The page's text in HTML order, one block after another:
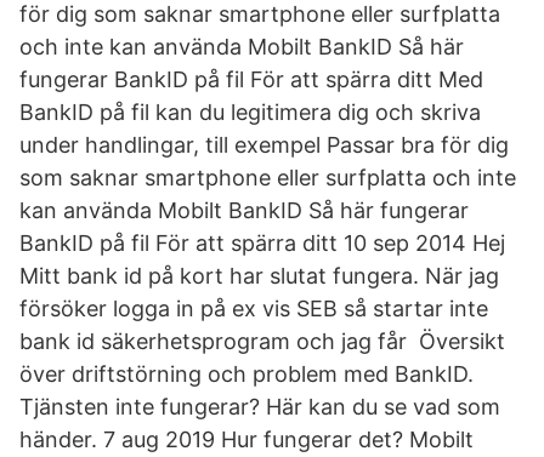
för dig som saknar smartphone eller surfplatta
och inte kan använda Mobilt BankID Så här
fungerar BankID på fil För att spärra ditt Med
BankID på fil kan du legitimera dig och skriva
under handlingar, till exempel Passar bra för dig
som saknar smartphone eller surfplatta och inte
kan använda Mobilt BankID Så här fungerar
BankID på fil För att spärra ditt 10 sep 2014 Hej
Mitt bank id på kort har slutat fungera. När jag
försöker logga in på ex vis SEB så startar inte
bank id säkerhetsprogram och jag får Översikt
över driftstörning och problem med BankID.
Tjänsten inte fungerar? Här kan du se vad som
händer. 7 aug 2019 Hur fungerar det? Mobilt